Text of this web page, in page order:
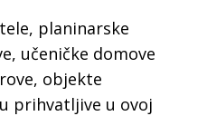
planinarske
učeničke domove
objekte
prihvatljive u ovoj